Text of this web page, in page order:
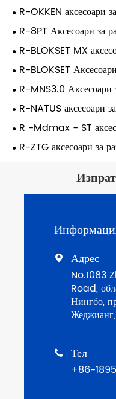
R-OKKEN аксесоари
R-8PT Аксесоари за
R-BLOKSET MX
апаратура
R-BLOKSET
R-MNS3.0 Аксесоари
R-NATUS аксесоари
R -Mdmax - ST
R-ZTG аксесоари за
 Адрес
No.1083
Road,
Нингбо,
 Тел
+86-